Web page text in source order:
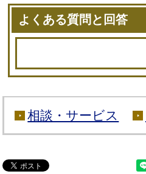
よくある質問と回答
相談・サービス